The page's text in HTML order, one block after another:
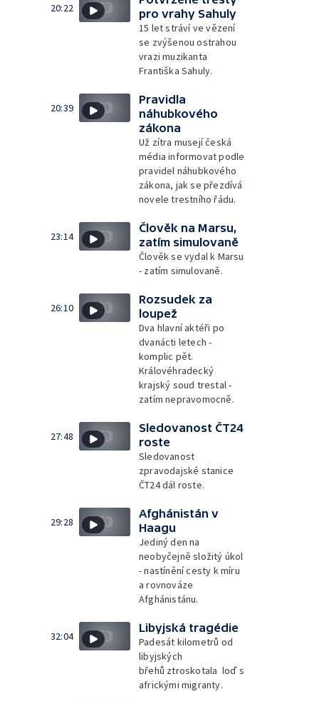
20:22
pro vrahy Sahuly
15 let stráví ve vězení
se zvýšenou ostrahou
vrazi muzikanta
Františka Sahuly.
20:39
Pravidla
náhubkového
zákona
Už zítra musejí česká
média informovat podle
pravidel náhubkového
zákona, jak se přezdívá
novele trestního řádu.
23:14
Člověk na Marsu,
zatím simulovaně
Člověk se vydal k Marsu
- zatím simulovaně.
26:10
Rozsudek za
loupež
Dva hlavní aktéři po
dvanácti letech -
komplic pět.
Královéhradecký
krajský soud trestal -
zatím nepravomocně.
27:48
Sledovanost ČT24
roste
Sledovanost
zpravodajské stanice
ČT24 dál roste.
29:28
Afghánistán v
Haagu
Jediný den na
neobyčejně složitý úkol
- nastínění cesty k míru
a rovnováze
Afghánistánu.
32:04
Libyjská tragédie
Padesát kilometrů od
libyjských
břehů ztroskotala loď s
africkými migranty.